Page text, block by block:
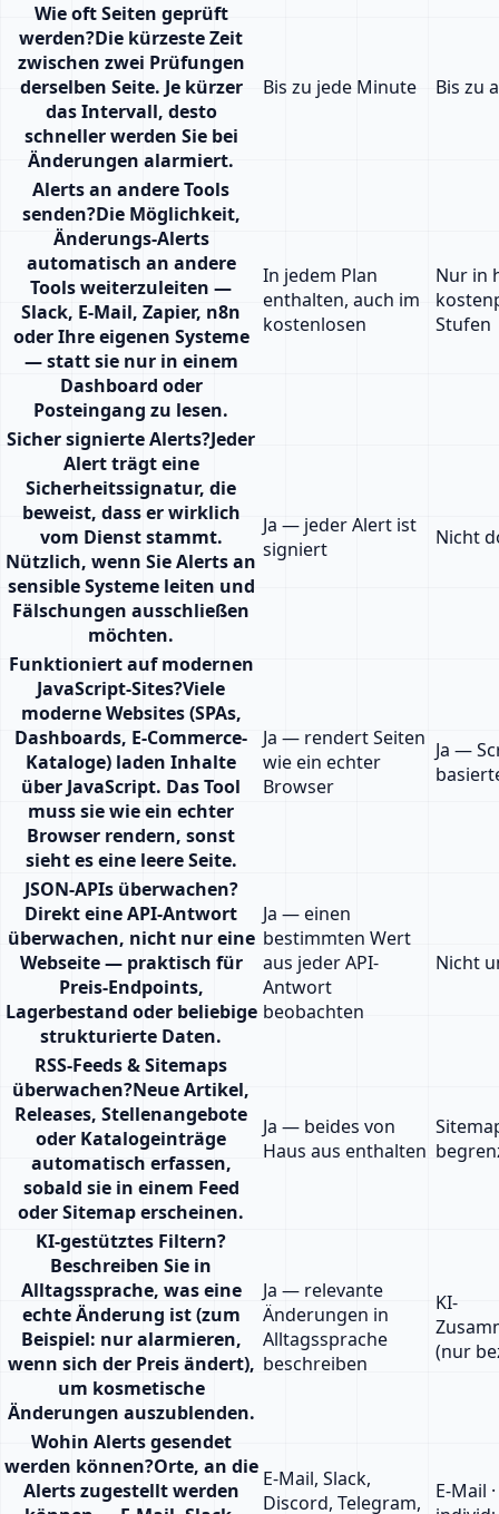
Wie oft Seiten geprüft
werden?Die kürzeste Zeit
zwischen zwei Prüfungen
derselben Seite. Je kürzer
das Intervall, desto
schneller werden Sie bei
Änderungen alarmiert.
Bis zu jede Minute Bis zu
Alerts an andere Tools
senden?Die Möglichkeit,
Änderungs-Alerts
automatisch an andere
Tools weiterzuleiten —
Slack, E-Mail, Zapier, n8n
oder Ihre eigenen Systeme
— statt sie nur in einem
Dashboard oder
Posteingang zu lesen.
In jedem Plan
enthalten, auch im
kostenlosen
Nur in
Stufen
Sicher signierte Alerts?Jeder
Alert trägt eine
Sicherheitssignatur, die
beweist, dass er wirklich
vom Dienst stammt.
Nützlich, wenn Sie Alerts an
sensible Systeme leiten und
Fälschungen ausschließen
möchten.
Ja — jeder Alert ist
signiert
Nicht
Funktioniert auf modernen
JavaScript-Sites?Viele
moderne Websites (SPAs,
Dashboards, E-Commerce-
Kataloge) laden Inhalte
über JavaScript. Das Tool
muss sie wie ein echter
Browser rendern, sonst
sieht es eine leere Seite.
Ja — rendert Seiten
wie ein echter
Browser
Ja —
JSON-APIs überwachen?
Direkt eine API-Antwort
überwachen, nicht nur eine
Webseite — praktisch für
Preis-Endpoints,
Lagerbestand oder beliebige
strukturierte Daten.
Ja — einen
bestimmten Wert
aus jeder API-
Antwort
beobachten
Nicht
RSS-Feeds & Sitemaps
überwachen?Neue Artikel,
Releases, Stellenangebote
oder Katalogeinträge
automatisch erfassen,
sobald sie in einem Feed
oder Sitemap erscheinen.
Ja — beides von
Haus aus enthalten
KI-gestütztes Filtern?
Beschreiben Sie in
Alltagssprache, was eine
echte Änderung ist (zum
Beispiel: nur alarmieren,
wenn sich der Preis ändert),
um kosmetische
Änderungen auszublenden.
Ja — relevante
Änderungen in
Alltagssprache
beschreiben
KI-
(nur
Wohin Alerts gesendet
werden können?Orte, an die
Alerts zugestellt werden
E-Mail, Slack,
Discord, Telegram,
E-Mail